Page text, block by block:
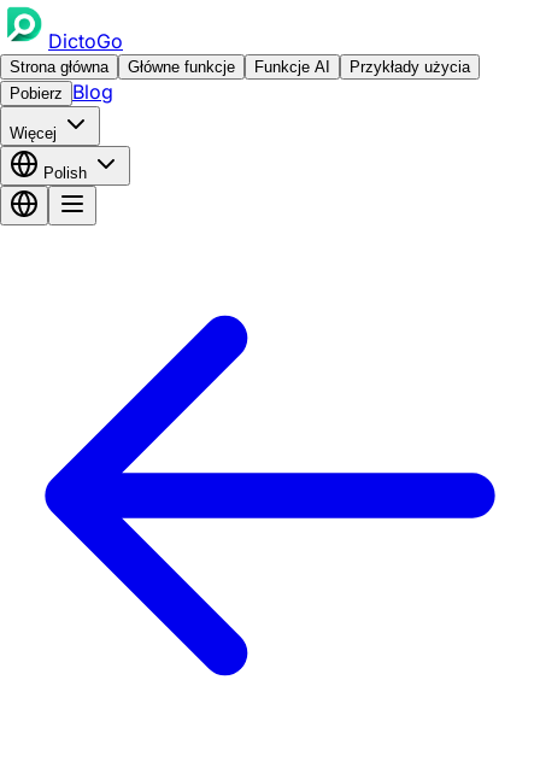
DictoGo
Strona główna Główne funkcje Funkcje AI
Przykłady użycia
Pobierz
Blog
Więcej
Polish